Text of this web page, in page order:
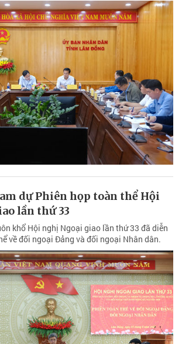
dự Phiên họp toàn thể Hội
lần thứ 33
khổ Hội nghị Ngoại giao lần thứ 33 đã diễn
về đối ngoại Đảng và đối ngoại Nhân dân.